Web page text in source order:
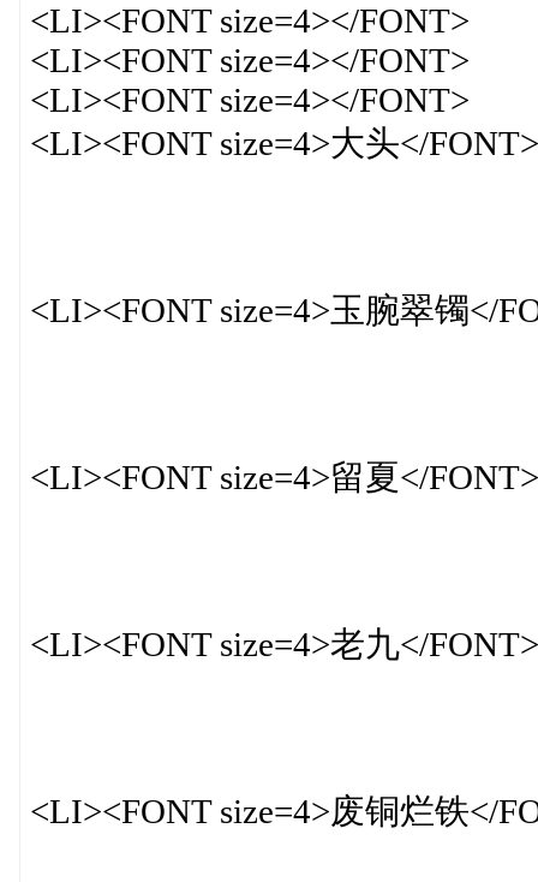
<LI><FONT size=4></FONT>
<LI><FONT size=4></FONT>
<LI><FONT size=4></FONT>
<LI><FONT size=4>大头</FONT>
<LI><FONT size=4>玉腕翠镯</
<LI><FONT size=4>留夏</FONT>
<LI><FONT size=4>老九</FONT>
<LI><FONT size=4>废铜烂铁</